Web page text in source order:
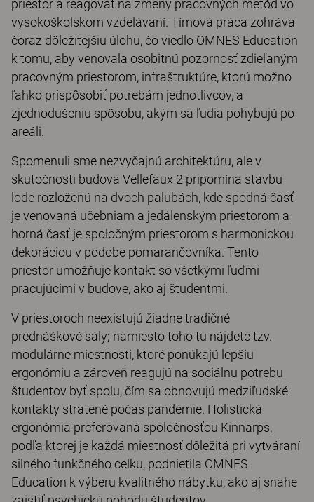
priestor a reagovať na zmeny pracovných metód vo
vysokoškolskom vzdelávaní. Tímová práca zohráva
čoraz dôležitejšiu úlohu, čo viedlo OMNES Education
k tomu, aby venovala osobitnú pozornosť zdieľaným
pracovným priestorom, infraštruktúre, ktorú možno
ľahko prispôsobiť potrebám jednotlivcov, a
zjednodušeniu spôsobu, akým sa ľudia pohybujú po
areáli.
Spomenuli sme nezvyčajnú architektúru, ale v
skutočnosti budova Vellefaux 2 pripomína stavbu
lode rozloženú na dvoch palubách, kde spodná časť
je venovaná učebniam a jedálenským priestorom a
horná časť je spoločným priestorom s harmonickou
dekoráciou v podobe pomarančovníka. Tento
priestor umožňuje kontakt so všetkými ľuďmi
pracujúcimi v budove, ako aj študentmi.
V priestoroch neexistujú žiadne tradičné
prednáškové sály; namiesto toho tu nájdete tzv.
modulárne miestnosti, ktoré ponúkajú lepšiu
ergonómiu a zároveň reagujú na sociálnu potrebu
študentov byť spolu, čím sa obnovujú medziľudské
kontakty stratené počas pandémie. Holistická
ergonómia preferovaná spoločnosťou Kinnarps,
podľa ktorej je každá miestnosť dôležitá pri vytváraní
silného funkčného celku, podnietila OMNES
Education k výberu kvalitného nábytku, ako aj snahe